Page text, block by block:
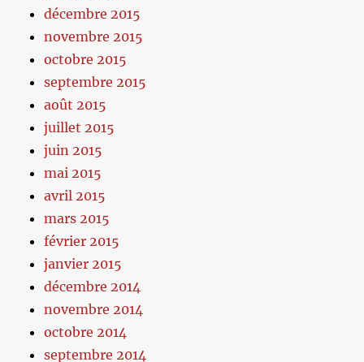
décembre 2015
novembre 2015
octobre 2015
septembre 2015
août 2015
juillet 2015
juin 2015
mai 2015
avril 2015
mars 2015
février 2015
janvier 2015
décembre 2014
novembre 2014
octobre 2014
septembre 2014